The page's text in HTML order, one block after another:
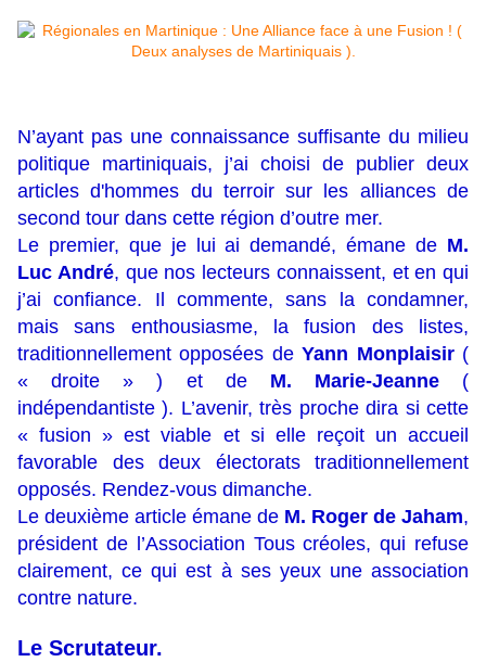
N’ayant pas une connaissance suffisante du milieu
politique martiniquais, j’ai choisi de publier deux
articles d'hommes du terroir sur les alliances de
second tour dans cette région d’outre mer.
Le premier, que je lui ai demandé, émane de M.
Luc André, que nos lecteurs connaissent, et en qui
j’ai confiance. Il commente, sans la condamner,
mais sans enthousiasme, la fusion des listes,
traditionnellement opposées deYann Monplaisir(
« droite » ) et de M. Marie-Jeanne(
indépendantiste ). L’avenir, très proche dira si cette
« fusion » est viable et si elle reçoit un accueil
favorable des deux électorats traditionnellement
opposés. Rendez-vous dimanche.
Le deuxième article émane de M. Roger de Jaham,
président de l’Association Tous créoles, qui refuse
clairement, ce qui est à ses yeux une association
contre nature.
Le Scrutateur.